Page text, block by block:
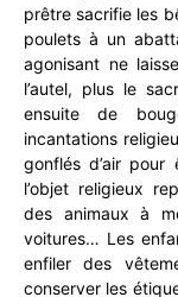
prêtre sacrifie les
poulets à un
agonisant ne
l’autel, plus le
ensuite de
incantations
gonflés d’air
l’objet religieux
des animaux à
voitures… Les
enfiler des
conserver les